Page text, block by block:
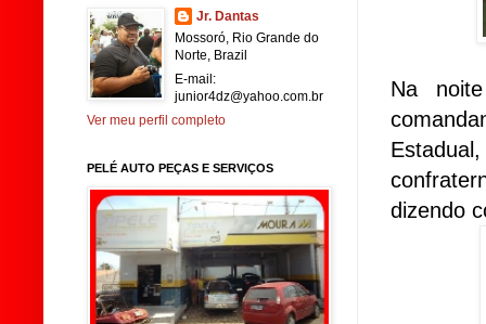
Na
dizendo
Jr. Dantas
Mossoró, Rio Grande do
Norte, Brazil
E-mail:
junior4dz@yahoo.com.br
Ver meu perfil completo
PELÉ AUTO PEÇAS E SERVIÇOS